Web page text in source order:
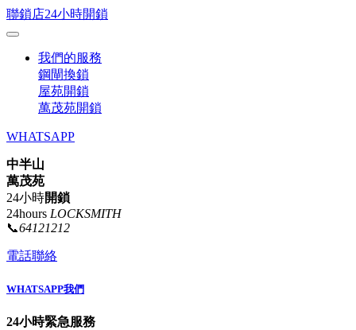
聯鎖店24小時開鎖
我們的服務
鋼閘換鎖
屋苑開鎖
萬茂苑開鎖
WHATSAPP
中半山
萬茂苑
24小時開鎖
24hours LOCKSMITH
📞64121212
電話聯絡
WHATSAPP我們
24小時緊急服務